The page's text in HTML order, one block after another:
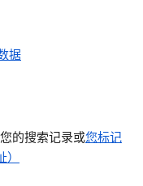
据
的搜索记录或您标记